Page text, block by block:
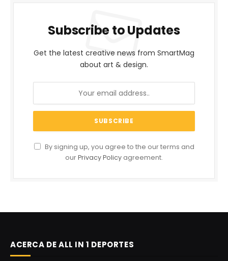
Subscribe to Updates
Get the latest creative news from SmartMag
about art & design.
By signing up, you agree to the our terms and
ourPrivacy Policy agreement.
ACERCA DE ALL IN 1 DEPORTES